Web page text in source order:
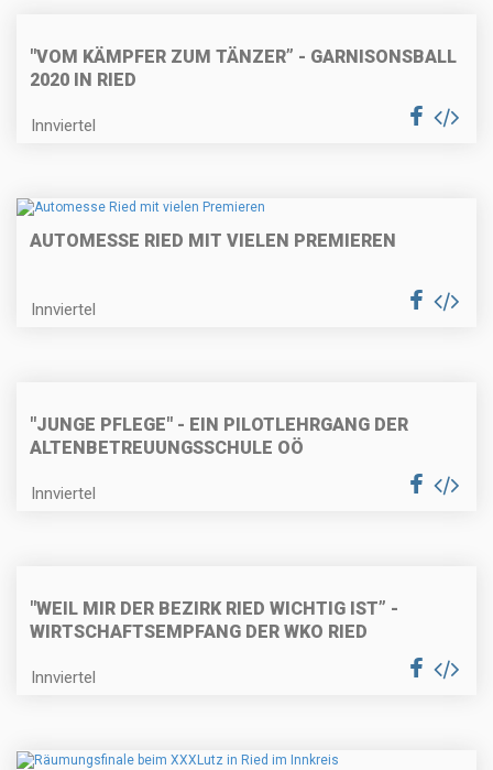
"VOM KÄMPFER ZUM TÄNZER” - GARNISONSBALL
2020 IN RIED
Innviertel
AUTOMESSE RIED MIT VIELEN PREMIEREN
Innviertel
"JUNGE PFLEGE" - EIN PILOTLEHRGANG DER
ALTENBETREUUNGSSCHULE OÖ
Innviertel
"WEIL MIR DER BEZIRK RIED WICHTIG IST” -
WIRTSCHAFTSEMPFANG DER WKO RIED
Innviertel